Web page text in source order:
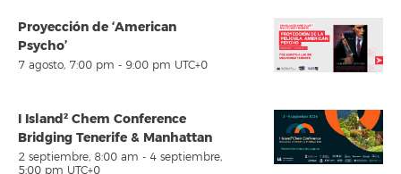
Proyección de ‘American
Psycho’
7 agosto, 7:00 pm - 9:00 pm UTC+0
I Island² Chem Conference
Bridging Tenerife & Manhattan
2 septiembre, 8:00 am - 4 septiembre,
5:00 pm UTC+0